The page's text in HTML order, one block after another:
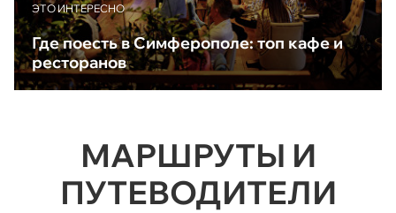
ЭТО ИНТЕРЕСНО
Где поесть в Симферополе: топ кафе и
ресторанов
МАРШРУТЫ И
ПУТЕВОДИТЕЛИ